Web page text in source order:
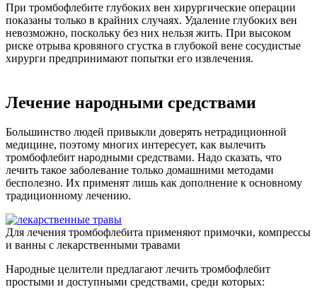
При тромбофлебите глубоких вен хирургические операции
показаны только в крайних случаях. Удаление глубоких вен
невозможно, поскольку без них нельзя жить. При высоком
риске отрыва кровяного сгустка в глубокой вене сосудистые
хирурги предпринимают попытки его извлечения.
Лечение народными средствами
Большинство людей привыкли доверять нетрадиционной
медицине, поэтому многих интересует, как вылечить
тромбофлебит народными средствами. Надо сказать, что
лечить такое заболевание только домашними методами
бесполезно. Их применят лишь как дополнение к основному
традиционному лечению.
Для лечения тромбофлебита применяют примочки, компрессы
и ванны с лекарственными травами
Народные целители предлагают лечить тромбофлебит
простыми и доступными средствами, среди которых: